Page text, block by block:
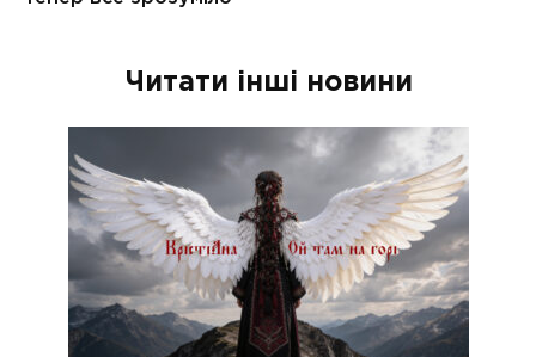
Читати інші новини